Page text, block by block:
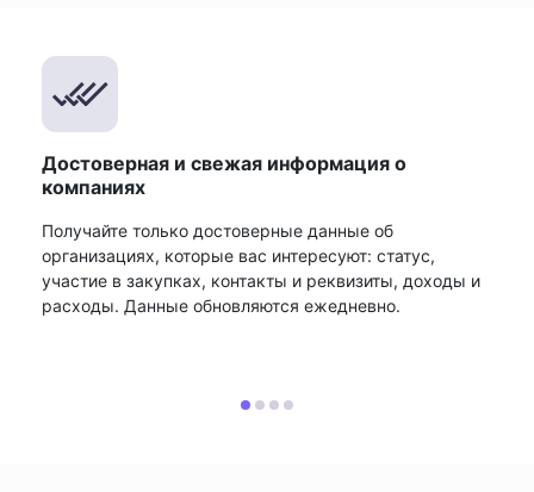
Достоверная и свежая информация о
компаниях
Получайте только достоверные данные об
организациях, которые вас интересуют: статус,
участие в закупках, контакты и реквизиты, доходы и
расходы. Данные обновляются ежедневно.